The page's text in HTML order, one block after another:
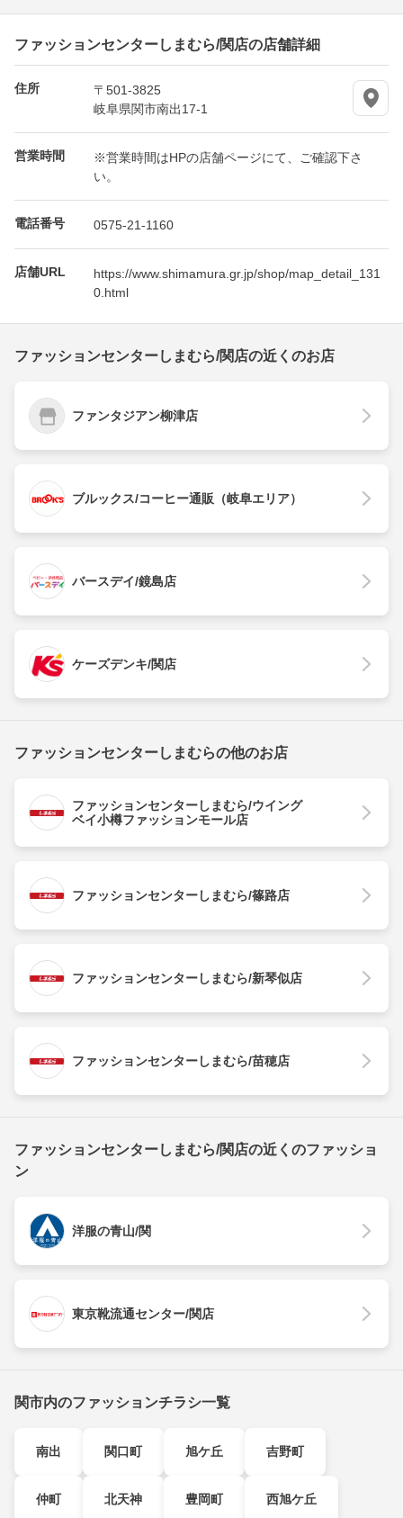
ファッションセンターしまむら/関店の店舗詳細
住所
〒501-3825
岐阜県関市南出17-1
営業時間
※営業時間はHPの店舗ページにて、ご確認下さ
い。
電話番号 0575-21-1160
店舗URL
https://www.shimamura.gr.jp/shop/map_detail_131
0.html
ファッションセンターしまむら/関店の近くのお店
ファンタジアン柳津店
ブルックス/コーヒー通販（岐阜エリア）
バースデイ/鏡島店
ケーズデンキ/関店
ファッションセンターしまむらの他のお店
ファッションセンターしまむら/ウイング
ベイ小樽ファッションモール店
ファッションセンターしまむら/篠路店
ファッションセンターしまむら/新琴似店
ファッションセンターしまむら/苗穂店
ファッションセンターしまむら/関店の近くのファッショ
ン
洋服の青山/関
東京靴流通センター/関店
関市内のファッションチラシ一覧
南出 関口町 旭ケ丘 吉野町
仲町 北天神 豊岡町 西旭ケ丘